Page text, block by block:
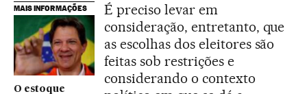
MAIS INFORMAÇÕES
O estoque
É preciso levar em
consideração, entretanto, que
as escolhas dos eleitores são
feitas sob restrições e
considerando o contexto